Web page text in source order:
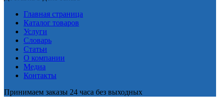
Главная страница
Каталог товаров
Услуги
Словарь
Статьи
О компании
Медиа
Контакты
Принимаем заказы 24 часа без выходных